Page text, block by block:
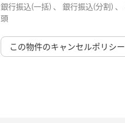
銀行振込(一括) 、 銀行振込(分割)
頭
この物件のキャンセルポリシ